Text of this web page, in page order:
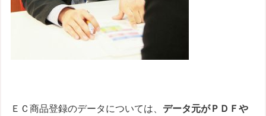
ＥＣ商品登録のデータについては、 データ元がＰＤＦや